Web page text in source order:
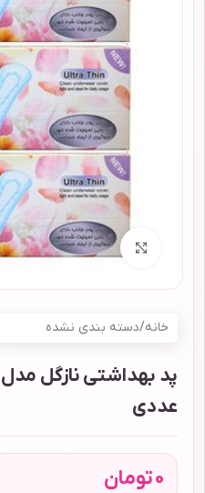
برای بزرگنمایی کلیک کنید
خانه/دسته بندی نشده
عددی
0تومان